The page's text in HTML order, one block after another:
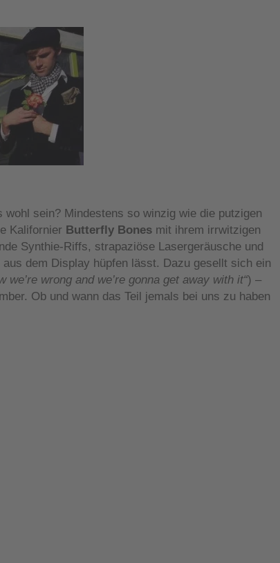
sein? Mindestens so winzig wie die putzigen
Kalifornier Butterfly Bonesmit ihrem irrwitzigen
Synthie-Riffs, strapaziöse Lasergeräusche und
dem Display hüpfen lässt. Dazu gesellt sich ein
we’re wrong and we’re gonna get away with it“) –
Ob und wann das Teil jemals bei uns zu haben